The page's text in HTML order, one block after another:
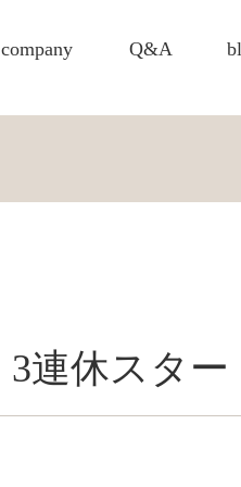
company Q&A
3連休スター